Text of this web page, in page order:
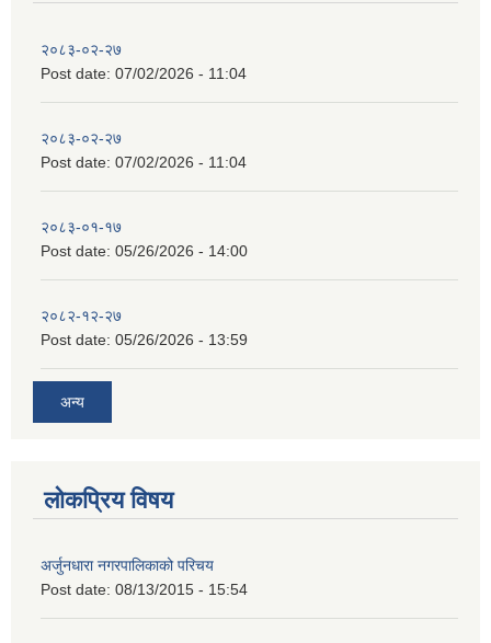
२०८३-०२-२७
Post date: 07/02/2026 - 11:04
२०८३-०२-२७
Post date: 07/02/2026 - 11:04
२०८३-०१-१७
Post date: 05/26/2026 - 14:00
२०८२-१२-२७
Post date: 05/26/2026 - 13:59
अन्य
लोकप्रिय विषय
अर्जुनधारा नगरपालिकाको परिचय
Post date: 08/13/2015 - 15:54